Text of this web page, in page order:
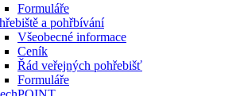
Formuláře
a pohřbívání
Všeobecné informace
Ceník
Řád veřejných pohřebišť
Formuláře